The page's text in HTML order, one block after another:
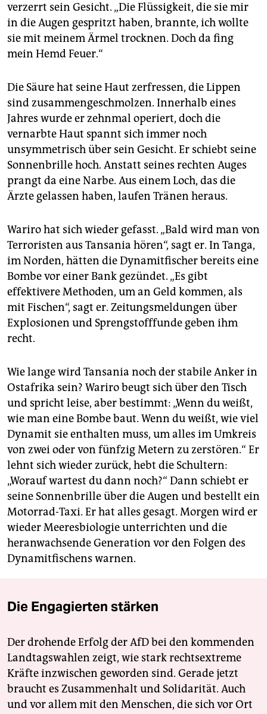
verzerrt sein Gesicht. „Die Flüssigkeit, die sie mir
in die Augen gespritzt haben, brannte, ich wollte
sie mit meinem Ärmel trocknen. Doch da fing
mein Hemd Feuer.“
Die Säure hat seine Haut zerfressen, die Lippen
sind zusammengeschmolzen. Innerhalb eines
Jahres wurde er zehnmal operiert, doch die
vernarbte Haut spannt sich immer noch
unsymmetrisch über sein Gesicht. Er schiebt seine
Sonnenbrille hoch. Anstatt seines rechten Auges
prangt da eine Narbe. Aus einem Loch, das die
Ärzte gelassen haben, laufen Tränen heraus.
Wariro hat sich wieder gefasst. „Bald wird man von
Terroristen aus Tansania hören“, sagt er. In Tanga,
im Norden, hätten die Dynamitfischer bereits eine
Bombe vor einer Bank gezündet. „Es gibt
effektivere Methoden, um an Geld kommen, als
mit Fischen“, sagt er. Zeitungsmeldungen über
Explosionen und Sprengstofffunde geben ihm
recht.
Wie lange wird Tansania noch der stabile Anker in
Ostafrika sein? Wariro beugt sich über den Tisch
und spricht leise, aber bestimmt: „Wenn du weißt,
wie man eine Bombe baut. Wenn du weißt, wie viel
Dynamit sie enthalten muss, um alles im Umkreis
von zwei oder von fünfzig Metern zu zerstören.“ Er
lehnt sich wieder zurück, hebt die Schultern:
„Worauf wartest du dann noch?“ Dann schiebt er
seine Sonnenbrille über die Augen und bestellt ein
Motorrad-Taxi. Er hat alles gesagt. Morgen wird er
wieder Meeresbiologie unterrichten und die
heranwachsende Generation vor den Folgen des
Dynamitfischens warnen.
Die Engagierten stärken
Der drohende Erfolg der AfD bei den kommenden
Landtagswahlen zeigt, wie stark rechtsextreme
Kräfte inzwischen geworden sind. Gerade jetzt
braucht es Zusammenhalt und Solidarität. Auch
und vor allem mit den Menschen, die sich vor Ort